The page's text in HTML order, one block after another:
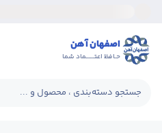
اصفهان آهن
حـافظ اعتــــــماد شما
جستجو دسته‌بندی ، محصول و ...